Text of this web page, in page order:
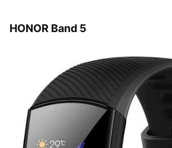
HONOR Band 5